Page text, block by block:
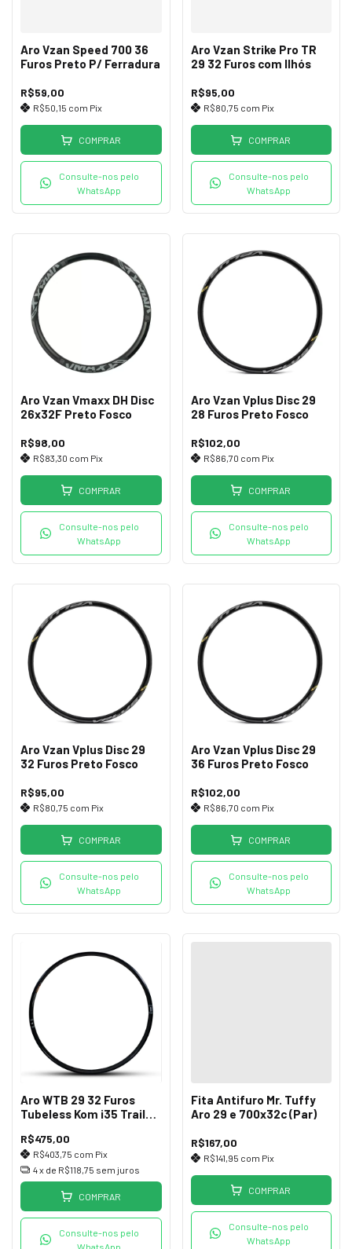
Aro Vzan Speed 700 36
Furos Preto P/ Ferradura
R$59,00
R$50,15 com Pix
COMPRAR
Consulte-nos pelo
WhatsApp
Aro Vzan Strike Pro TR
29 32 Furos com Ilhós
R$95,00
R$80,75 com Pix
COMPRAR
Consulte-nos pelo
WhatsApp
Aro Vzan Vmaxx DH Disc
26x32F Preto Fosco
R$98,00
R$83,30 com Pix
COMPRAR
Consulte-nos pelo
WhatsApp
Aro Vzan Vplus Disc 29
28 Furos Preto Fosco
R$102,00
R$86,70 com Pix
COMPRAR
Consulte-nos pelo
WhatsApp
Aro Vzan Vplus Disc 29
32 Furos Preto Fosco
R$95,00
R$80,75 com Pix
COMPRAR
Consulte-nos pelo
WhatsApp
Aro Vzan Vplus Disc 29
36 Furos Preto Fosco
R$102,00
R$86,70 com Pix
COMPRAR
Consulte-nos pelo
WhatsApp
Aro WTB 29 32 Furos
Tubeless Kom i35 Trail
R$475,00
R$403,75 com Pix
4x de R$118,75 sem juros
COMPRAR
Consulte-nos pelo
WhatsApp
Fita Antifuro Mr. Tuffy
Aro 29 e 700x32c (Par)
R$167,00
R$141,95 com Pix
COMPRAR
Consulte-nos pelo
WhatsApp